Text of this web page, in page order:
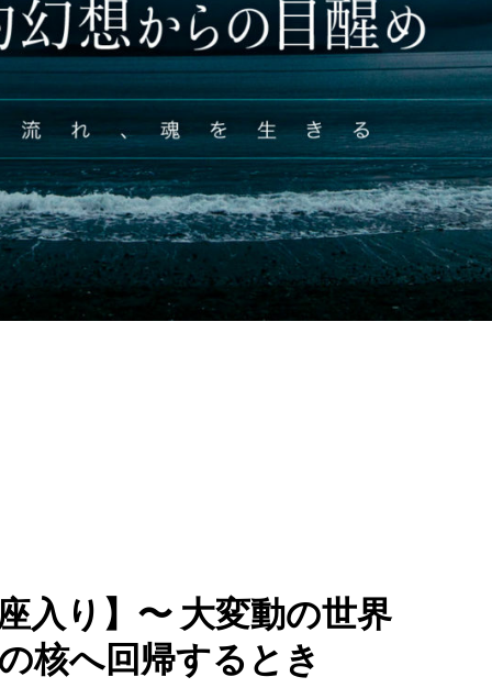
入り】〜 大変動の世界
核へ回帰するとき